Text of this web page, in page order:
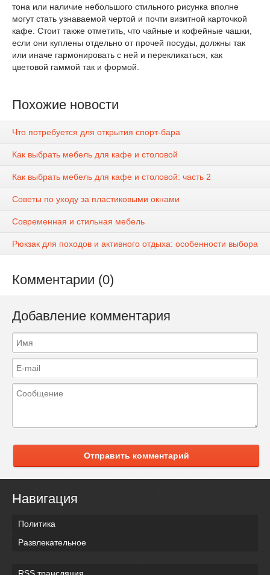
тона или наличие небольшого стильного рисунка вполне
могут стать узнаваемой чертой и почти визитной карточкой
кафе. Стоит также отметить, что чайные и кофейные чашки,
если они куплены отдельно от прочей посуды, должны так
или иначе гармонировать с ней и перекликаться, как
цветовой гаммой так и формой.
Похожие новости
Что потребуется для открытия спорт-бара
Как выбрать мебель для кафе и столовой
Как выбрать мебель для кафе и столовой: часть 2
Советы по уходу за пластиковыми окнами
Современная и стильная мебель
Рюкзак для походов и активного отдыха: особенности выбора
Комментарии (0)
Добавление комментария
Отправить комментарий
Навигация
Политика
Развлекательное
RSS трансляция